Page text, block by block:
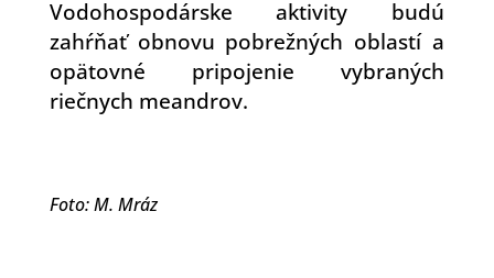
Vodohospodárske aktivity budú
zahŕňať obnovu pobrežných oblastí a
opätovné pripojenie vybraných
riečnych meandrov.
Foto: M. Mráz